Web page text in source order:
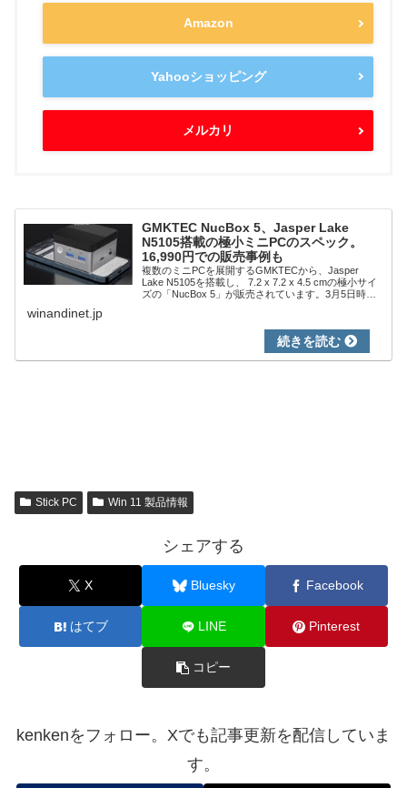
Amazon
Yahooショッピング
メルカリ
GMKTEC NucBox 5、Jasper Lake
N5105搭載の極小ミニPCのスペック。
16,990円での販売事例も
複数のミニPCを展開するGMKTECから、Jasper
Lake N5105を搭載し、 7.2 x 7.2 x 4.5 cmの極小サイ
ズの「NucBox 5」が販売されています。3月5日時点
winandinet.jp
Stick PC Win 11 製品情報
シェアする
X Bluesky Facebook
はてブ LINE Pinterest
コピー
kenkenをフォロー。Xでも記事更新を配信していま
す。